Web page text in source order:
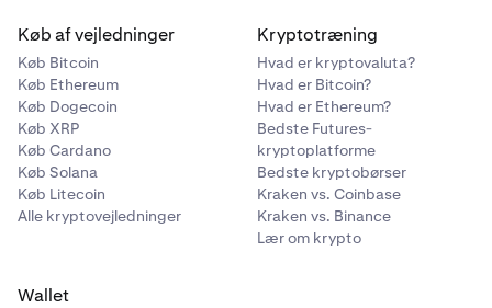
Køb af vejledninger
Køb Bitcoin
Køb Ethereum
Køb Dogecoin
Køb XRP
Køb Cardano
Køb Solana
Køb Litecoin
Alle kryptovejledninger
Kryptotræning
Hvad er kryptovaluta?
Hvad er Bitcoin?
Hvad er Ethereum?
Bedste Futures-
kryptoplatforme
Bedste kryptobørser
Kraken vs. Coinbase
Kraken vs. Binance
Lær om krypto
Wallet